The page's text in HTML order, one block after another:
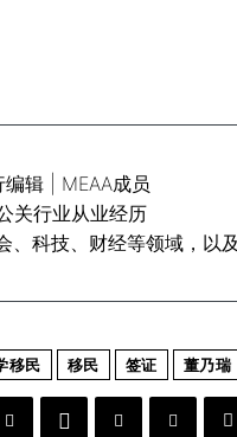
辑 | MEAA成员
关行业从业经历
、科技、财经等领域，以
移民 移民 签证 董乃瑞